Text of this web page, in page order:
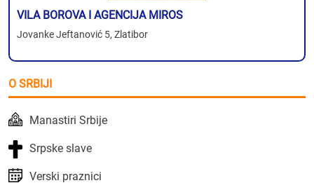
VILA BOROVA I AGENCIJA MIROS
Jovanke Jeftanović 5, Zlatibor
O SRBIJI
Manastiri Srbije
Srpske slave
Verski praznici